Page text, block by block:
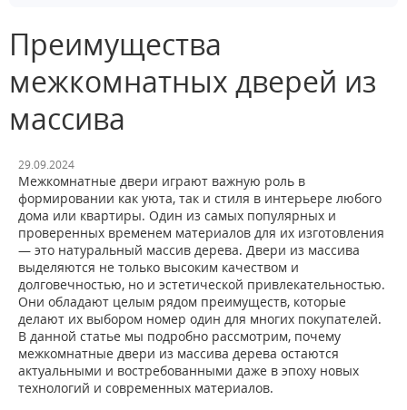
Преимущества
межкомнатных дверей из
массива
29.09.2024
Межкомнатные двери играют важную роль в
формировании как уюта, так и стиля в интерьере любого
дома или квартиры. Один из самых популярных и
проверенных временем материалов для их изготовления
— это натуральный массив дерева. Двери из массива
выделяются не только высоким качеством и
долговечностью, но и эстетической привлекательностью.
Они обладают целым рядом преимуществ, которые
делают их выбором номер один для многих покупателей.
В данной статье мы подробно рассмотрим, почему
межкомнатные двери из массива дерева остаются
актуальными и востребованными даже в эпоху новых
технологий и современных материалов.